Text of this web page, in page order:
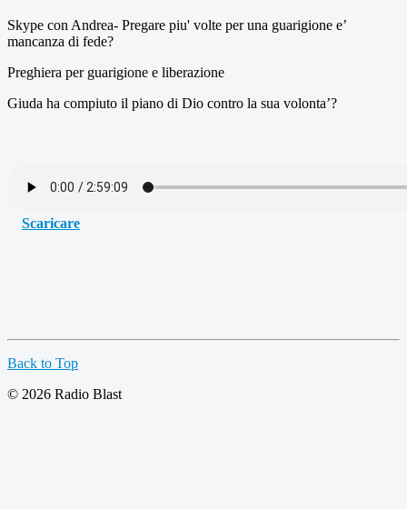
Skype con Andrea- Pregare piu' volte per una guarigione e’
mancanza di fede?
Preghiera per guarigione e liberazione
Giuda ha compiuto il piano di Dio contro la sua volonta’?
Scaricare
Back to Top
© 2026 Radio Blast